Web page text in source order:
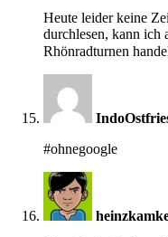
Heute leider keine
durchlesen, kann ich
Rhönradturnen
#ohnegoogle